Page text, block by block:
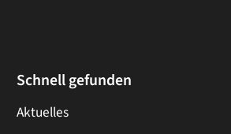
Schnell gefunden
Aktuelles